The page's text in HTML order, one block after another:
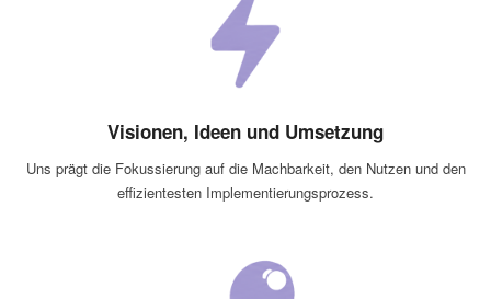
Visionen, Ideen und Umsetzung
Uns prägt die Fokussierung auf die Machbarkeit, den Nutzen und den
effizientesten Implementierungsprozess.